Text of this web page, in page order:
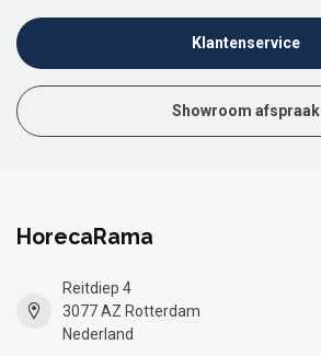
Klantenservice
Showroom afspraak
HorecaRama
Reitdiep 4
3077 AZ Rotterdam
Nederland